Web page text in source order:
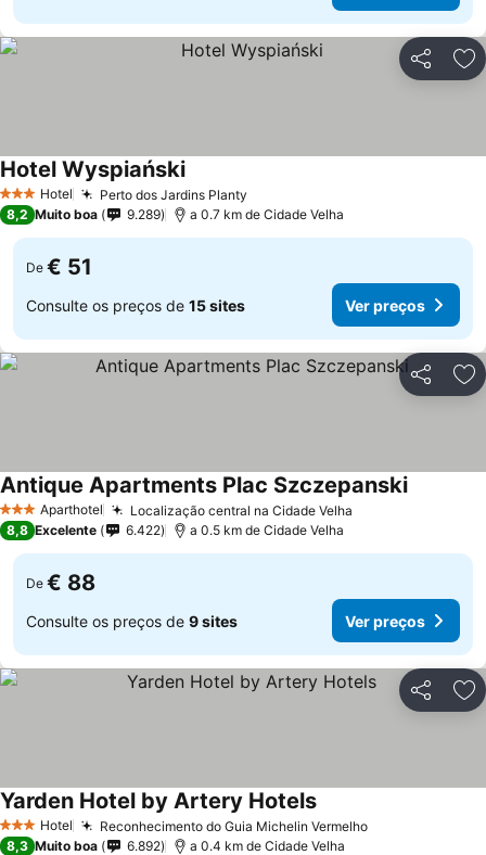
Partilhar
3 EstrelasHotel Perto dos Jardins Planty
Hotel Wyspiański
8,2 Muito boa 9.289 a 0.7 km de Cidade Velha
De € 51
Consulte os preços de 15 sites Ver preços
Partilhar
3 EstrelasAparthotel Localização central na Cidade Velha
Antique Apartments Plac Szczepanski
8,8 Excelente 6.422 a 0.5 km de Cidade Velha
De € 88
Consulte os preços de 9 sites Ver preços
Partilhar
3 EstrelasHotel Reconhecimento do Guia Michelin Vermelho
Yarden Hotel by Artery Hotels
8,3 Muito boa 6.892 a 0.4 km de Cidade Velha